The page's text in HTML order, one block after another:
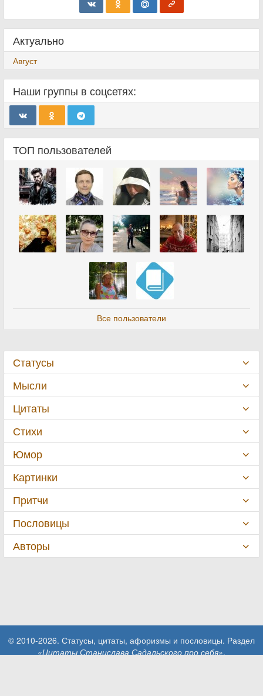
Актуально
Август
Наши группы в соцсетях:
ТОП пользователей
Все пользователи
Статусы
Мысли
Цитаты
Стихи
Юмор
Картинки
Притчи
Пословицы
Авторы
© 2010-2026. Статусы, цитаты, афоризмы и пословицы. Раздел
«Цитаты Станислава Садальского про себя».